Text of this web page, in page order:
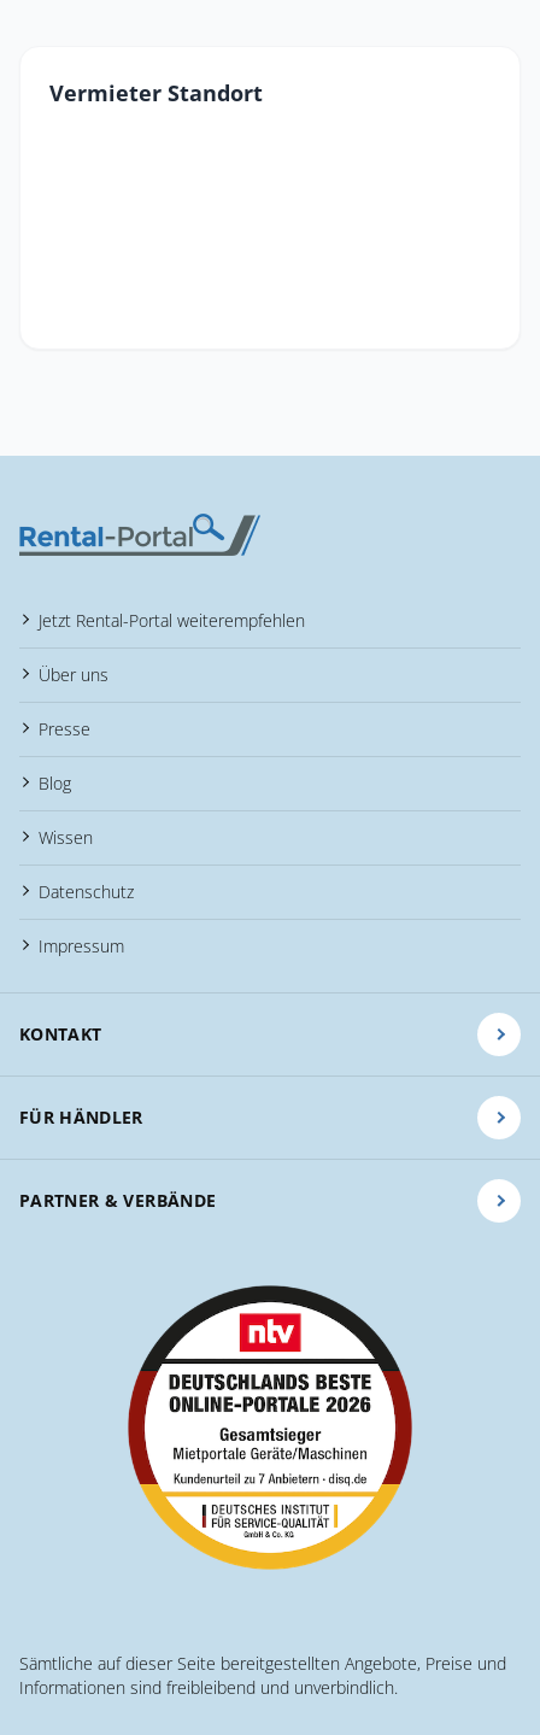
Vermieter Standort
Jetzt Rental-Portal weiterempfehlen
Über uns
Presse
Blog
Wissen
Datenschutz
Impressum
KONTAKT
FÜR HÄNDLER
PARTNER & VERBÄNDE
Sämtliche auf dieser Seite bereitgestellten Angebote, Preise und
Informationen sind freibleibend und unverbindlich.